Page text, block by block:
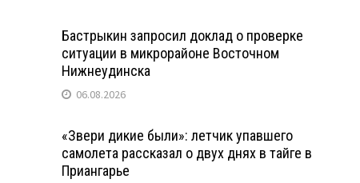
Бастрыкин запросил доклад о проверке
ситуации в микрорайоне Восточном
Нижнеудинска
06.08.2026
«Звери дикие были»: летчик упавшего
самолета рассказал о двух днях в тайге в
Приангарье